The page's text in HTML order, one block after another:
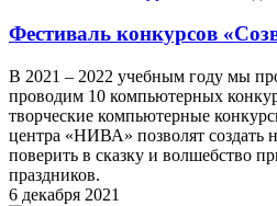
Фестиваль конкурсов
В 2021 – 2022 учебным году мы
проводим 10 компьютерных
творческие компьютерные
центра «НИВА» позволят создать
поверить в сказку и волшебство
праздников.
6 декабря 2021